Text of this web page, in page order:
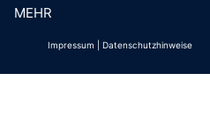
MEHR
Impressum Datenschutzhinweise